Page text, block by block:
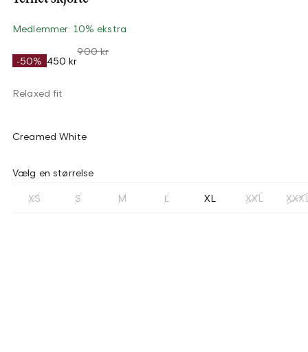
Medlemmer: 10% ekstra
-50% 450 kr
900 kr
Relaxed fit
Creamed White
Vælg en størrelse
XS S M L XL XXL